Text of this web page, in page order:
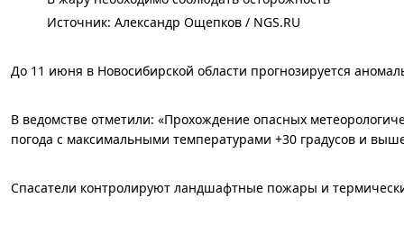
Источник: Александр Ощепков / NGS.RU
До 11 июня в Новосибирской области прогнозируется
В ведомстве отметили: «Прохождение опасных
погода с максимальными температурами +30 градусов и
Спасатели контролируют ландшафтные пожары и